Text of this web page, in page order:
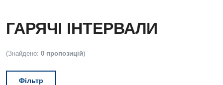
ГАРЯЧІ ІНТЕРВАЛИ
(Знайдено: 0 пропозицій)
Фільтр